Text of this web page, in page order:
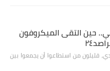
حين التقى الميكروفون
قليلون من استطاعوا أن يجمعوا بين